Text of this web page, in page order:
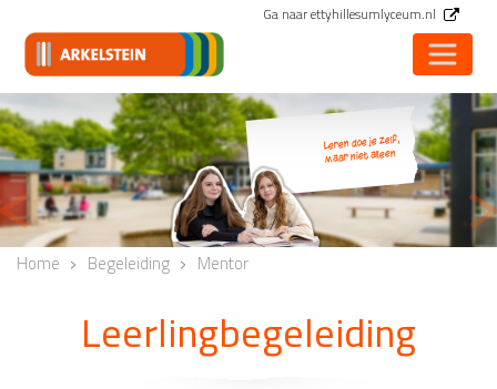
Ga naar ettyhillesumlyceum.nl
Leren doe je zelf,
maar niet alleen
Vorige
Home Begeleiding Mentor
Leerlingbegeleiding